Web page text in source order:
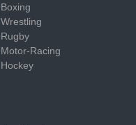
Boxing
Wrestling
Rugby
Motor-Racing
Hockey